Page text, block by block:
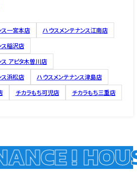
ス一宮本店
ハウスメンテナンス江南店
ス稲沢店
ス アピタ木曽川店
ス浜松店
ハウスメンテナンス津島店
チカラもち可児店 チカラもち三重店
!